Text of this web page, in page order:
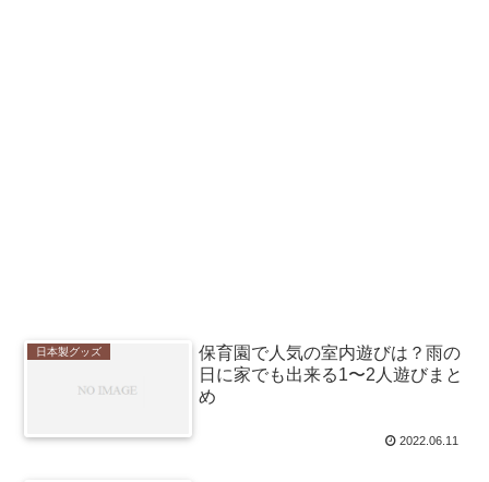
日本製グッズ
保育園で人気の室内遊びは？雨の
日に家でも出来る1〜2人遊びまと
め
2022.06.11